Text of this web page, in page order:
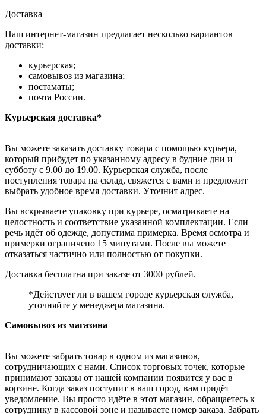
Доставка
Наш интернет-магазин предлагает несколько вариантов
доставки:
курьерская;
самовывоз из магазина;
постаматы;
почта России.
Курьерская доставка*
Вы можете заказать доставку товара с помощью курьера,
который прибудет по указанному адресу в будние дни и
субботу с 9.00 до 19.00. Курьерская служба, после
поступления товара на склад, свяжется с вами и предложит
выбрать удобное время доставки. Уточнит адрес.
Вы вскрываете упаковку при курьере, осматриваете на
целостность и соответствие указанной комплектации. Если
речь идёт об одежде, допустима примерка. Время осмотра и
примерки ограничено 15 минутами. После вы можете
отказаться частично или полностью от покупки.
Доставка бесплатна при заказе от 3000 рублей.
*Действует ли в вашем городе курьерская служба,
уточняйте у менеджера магазина.
Самовывоз из магазина
Вы можете забрать товар в одном из магазинов,
сотрудничающих с нами. Список торговых точек, которые
принимают заказы от нашей компании появится у вас в
корзине. Когда заказ поступит в ваш город, вам придёт
уведомление. Вы просто идёте в этот магазин, обращаетесь к
сотруднику в кассовой зоне и называете номер заказа. Забрать